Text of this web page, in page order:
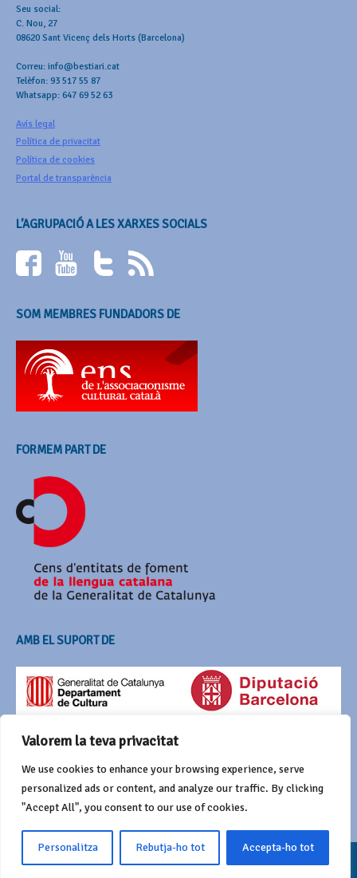
Valorem la teva privacitat
We use cookies to enhance your browsing experience, serve
personalized ads or content, and analyze our traffic. By clicking
"Accept All", you consent to our use of cookies.
Personalitza Rebutja-ho tot Accepta-ho tot
Seu social:
C. Nou, 27
08620 Sant Vicenç dels Horts (Barcelona)
Correu: info@bestiari.cat
Telèfon: 93 517 55 87
Whatsapp: 647 69 52 63
Avís legal
Política de privacitat
Política de cookies
Portal de transparència
L’AGRUPACIÓ A LES XARXES SOCIALS
SOM MEMBRES FUNDADORS DE
FORMEM PART DE
AMB EL SUPORT DE
© 2016 Agrupació del Bestiari Festiu i Popular de Catalunya
Funciona ambWordpressi Awaken deThemezHut